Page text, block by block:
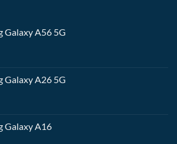
Galaxy A56 5G
Galaxy A26 5G
Galaxy A16